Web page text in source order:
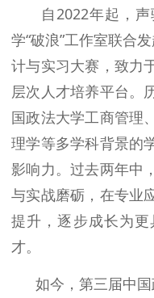
自2022年起，声
学“破浪”工作室联合
计与实习大赛，致力
层次人才培养平台。
国政法大学工商管理
理学等多学科背景的
影响力。过去两年中
与实战磨砺，在专业
提升，逐步成长为
才。
如今，第三届中国